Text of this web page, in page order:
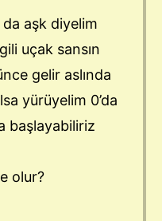
da aşk diyelim
uçak sansın
gelir aslında
yürüyelim 0’da
başlayabiliriz
olur?